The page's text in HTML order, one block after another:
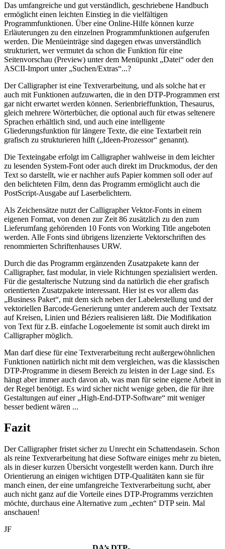
Das umfangreiche und gut verständlich, geschriebene Handbuch
ermöglicht einen leichten Einstieg in die vielfältigen
Programmfunktionen. Über eine Online-Hilfe können kurze
Erläuterungen zu den einzelnen Programmfunktionen aufgerufen
werden. Die Menüeinträge sind dagegen etwas unverständlich
strukturiert, wer vermutet da schon die Funktion für eine
Seitenvorschau (Preview) unter dem Menüpunkt „Datei“ oder den
ASCII-Import unter „Suchen/Extras“...?
Der Calligrapher ist eine Textverarbeitung, und als solche hat er
auch mit Funktionen aufzuwarten, die in den DTP-Programmen erst
gar nicht erwartet werden können. Serienbrieffunktion, Thesaurus,
gleich mehrere Wörterbücher, die optional auch für etwas seltenere
Sprachen erhältlich sind, und auch eine intelligente
Gliederungsfunktion für längere Texte, die eine Textarbeit rein
grafisch zu strukturieren hilft („Ideen-Prozessor“ genannt).
Die Texteingabe erfolgt im Calligrapher wahlweise in dem leichter
zu lesenden System-Font oder auch direkt im Druckmodus, der den
Text so darstellt, wie er nachher aufs Papier kommen soll oder auf
den belichteten Film, denn das Programm ermöglicht auch die
PostScript-Ausgabe auf Laserbelichtern.
Als Zeichensätze nutzt der Calligrapher Vektor-Fonts in einem
eigenen Format, von denen zur Zeit 86 zusätzlich zu den zum
Lieferumfang gehörenden 10 Fonts von Working Title angeboten
werden. Alle Fonts sind übrigens lizenzierte Vektorschriften des
renommierten Schriftenhauses URW.
Durch die das Programm ergänzenden Zusatzpakete kann der
Calligrapher, fast modular, in viele Richtungen spezialisiert werden.
Für die gestalterische Nutzung sind da natürlich die eher grafisch
orientierten Zusatzpakete interessant. Hier ist es vor allem das
„Business Paket“, mit dem sich neben der Labelerstellung und der
vektoriellen Barcode-Generierung unter anderem auch der Textsatz
auf Kreisen, Linien und Béziers realisieren läßt. Die Modifikation
von Text für z.B. einfache Logoelemente ist somit auch direkt im
Calligrapher möglich.
Man darf diese für eine Textverarbeitung recht außergewöhnlichen
Funktionen natürlich nicht mit dem vergleichen, was die klassischen
DTP-Programme in diesem Bereich zu leisten in der Lage sind. Es
hängt aber immer auch davon ab, was man für seine eigene Arbeit in
der Regel benötigt. Es wird sicher nicht wenige geben, die für ihre
Gestaltungen auf einer „High-End-DTP-Software“ mit weniger
besser bedient wären ...
Fazit
Der Calligrapher fristet sicher zu Unrecht ein Schattendasein. Schon
als reine Textverarbeitung hat diese Software einiges mehr zu bieten,
als in dieser kurzen Übersicht vorgestellt werden kann. Durch ihre
Orientierung an einigen wichtigen DTP-Qualitäten kann sie für
manch einen, der eine umfangreiche Textverarbeitung sucht, aber
auch nicht ganz auf die Vorteile eines DTP-Programms verzichten
möchte, durchaus eine Alternative zum „echten“ DTP sein. Mal
anschauen!
JF